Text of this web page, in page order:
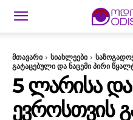
მთავარი სიახლეები
გატაცებული და ნაცემი პირი
5 ᲚᲐᲠᲘᲡᲐ
ᲔᲕᲠᲝᲡᲗᲕᲘᲡ